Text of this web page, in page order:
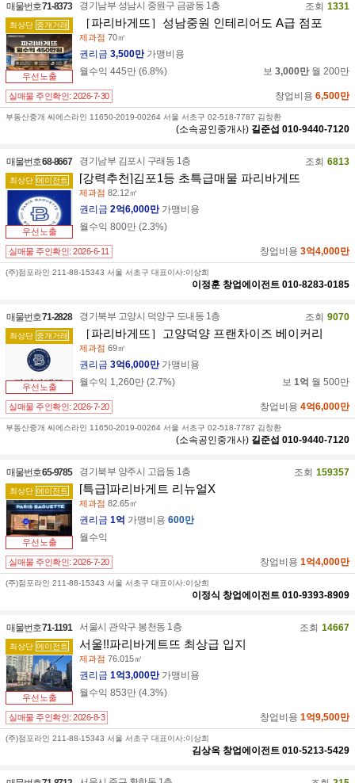
매물번호71-8373
최상단 중개거래
우선노출
경기남부 성남시 중원구 금광동 1층 조회 1331
［파리바게뜨］성남중원 인테리어도 A급 점포
제과점 70㎡
권리금 3,500만 가맹비용
월수익 445만 (6.8%) 보 3,000만 월 200만
실매물 주인확인: 2026-7-30 창업비용 6,500만
부동산중개 씨에스라인 11650-2019-00264 서울 서초구 02-518-7787 김창환
(소속공인중개사) 길준섭 010-9440-7120
매물번호68-8667
최상단 에이전트
우선노출
경기남부 김포시 구래동 1층 조회 6813
[강력추천]김포1등 초특급매물 파리바게뜨
제과점 82.12㎡
권리금 2억6,000만 가맹비용
월수익 800만 (2.3%)
실매물 주인확인: 2026-6-11 창업비용 3억4,000만
(주)점포라인 211-88-15343 서울 서초구 대표이사:이상희
이정훈 창업에이전트 010-8283-0185
매물번호71-2828
최상단 중개거래
우선노출
경기북부 고양시 덕양구 도내동 1층 조회 9070
［파리바게뜨］고양덕양 프랜차이즈 베이커리
제과점 69㎡
권리금 3억6,000만 가맹비용
월수익 1,260만 (2.7%) 보 1억 월 500만
실매물 주인확인: 2026-7-20 창업비용 4억6,000만
부동산중개 씨에스라인 11650-2019-00264 서울 서초구 02-518-7787 김창환
(소속공인중개사) 길준섭 010-9440-7120
매물번호65-9785
최상단 에이전트
우선노출
경기북부 양주시 고읍동 1층 조회 159357
[특급]파리바게트 리뉴얼X
제과점 82.65㎡
권리금 1억 가맹비용 600만
월수익
실매물 주인확인: 2026-7-20 창업비용 1억4,000만
(주)점포라인 211-88-15343 서울 서초구 대표이사:이상희
이정식 창업에이전트 010-9393-8909
매물번호71-1191
최상단 에이전트
우선노출
서울시 관악구 봉천동 1층 조회 14667
서울!!파리바게트뜨 최상급 입지
제과점 76.015㎡
권리금 1억3,000만 가맹비용
월수익 853만 (4.3%)
실매물 주인확인: 2026-8-3 창업비용 1억9,500만
(주)점포라인 211-88-15343 서울 서초구 대표이사:이상희
김상옥 창업에이전트 010-5213-5429